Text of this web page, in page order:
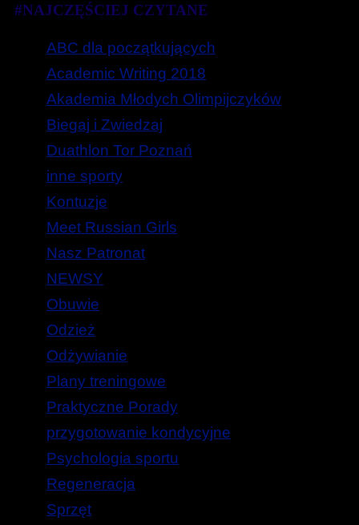
#NAJCZĘŚCIEJ CZYTANE
ABC dla początkujących
Academic Writing 2018
Akademia Młodych Olimpijczyków
Biegaj i Zwiedzaj
Duathlon Tor Poznań
inne sporty
Kontuzje
Meet Russian Girls
Nasz Patronat
NEWSY
Obuwie
Odzież
Odżywianie
Plany treningowe
Praktyczne Porady
przygotowanie kondycyjne
Psychologia sportu
Regeneracja
Sprzęt